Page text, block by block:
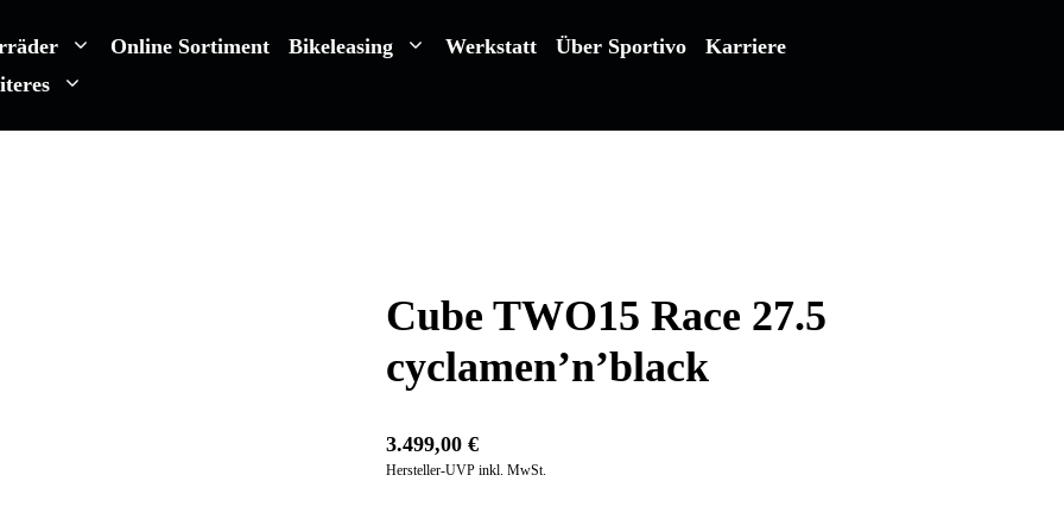
Online Sortiment Bikeleasing Werkstatt Über Sportivo
Karriere
Cube TWO15 Race 27.5
cyclamen’n’black
3.499,00 €
Hersteller-UVP inkl. MwSt.